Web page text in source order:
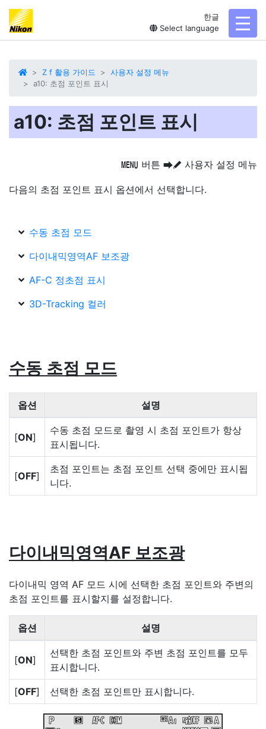
한글
Select language
Z f 활용 가이드
사용자 설정 메뉴
a10: 초점 포인트 표시
a10: 초점 포인트 표시
G 버튼 UA 사용자 설정 메뉴
다음의 초점 포인트 표시 옵션에서 선택합니다.
수동 초점 모드
다이내믹영역AF 보조광
AF-C 정초점 표시
3D-Tracking 컬러
수동 초점 모드
옵션 설명
[ON]
수동 초점 모드로 촬영 시 초점 포인트가 항상
표시됩니다.
[OFF]
초점 포인트는 초점 포인트 선택 중에만 표시됩
니다.
다이내믹영역AF 보조광
다이내믹 영역 AF 모드 시에 선택한 초점 포인트와 주변의
초점 포인트를 표시할지를 설정합니다.
옵션 설명
[ON]
선택한 초점 포인트와 주변 초점 포인트를 모두
표시합니다.
[OFF] 선택한 초점 포인트만 표시합니다.